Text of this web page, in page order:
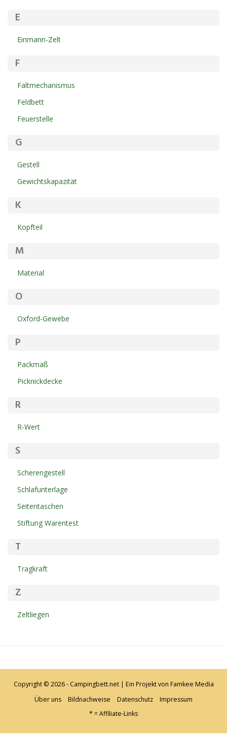
E
Einmann-Zelt
F
Faltmechanismus
Feldbett
Feuerstelle
G
Gestell
Gewichtskapazität
K
Kopfteil
M
Material
O
Oxford-Gewebe
P
Packmaß
Picknickdecke
R
R-Wert
S
Scherengestell
Schlafunterlage
Seitentaschen
Stiftung Warentest
T
Tragkraft
Z
Zeltliegen
Copyright © 2026 - Campingbett.net | Ein Projekt von Famkee Media
Über uns
Bildnachweise Datenschutz
Impressum
* = Affiliate-Links